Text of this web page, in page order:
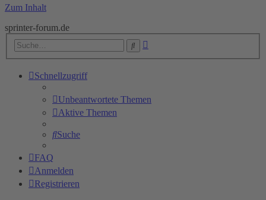
Zum Inhalt
sprinter-forum.de
Suche
Schnellzugriff
Unbeantwortete Themen
Aktive Themen
Suche
FAQ
Anmelden
Registrieren